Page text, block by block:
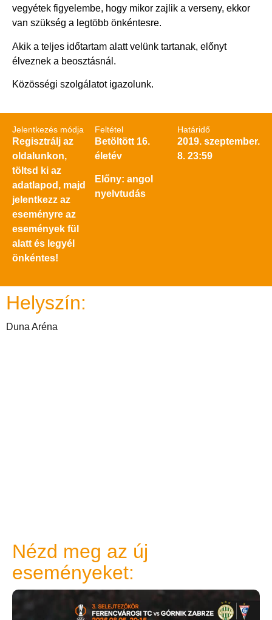
vegyétek figyelembe, hogy mikor zajlik a verseny, ekkor
van szükség a legtöbb önkéntesre.
Akik a teljes időtartam alatt velünk tartanak, előnyt
élveznek a beosztásnál.
Közösségi szolgálatot igazolunk.
Jelentkezés módja
Regisztrálj az
oldalunkon,
töltsd ki az
adatlapod, majd
jelentkezz az
eseményre az
események fül
alatt és legyél
önkéntes!
Feltétel
Betöltött 16.
életév
Előny: angol
nyelvtudás
Határidő
2019. szeptember.
8. 23:59
Helyszín:
Duna Aréna
Nézd meg az új
eseményeket: